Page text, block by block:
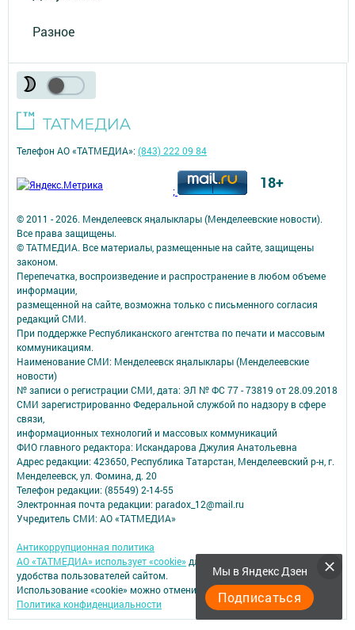
Разное
Мы в Яндекс Дзен
Подписаться
© 2011 - 2026. Менделеевск яӊалыклары (Менделеевские новости).
Все права защищены.
© ТАТМЕДИА. Все материалы, размещенные на сайте, защищены
законом.
Перепечатка, воспроизведение и распространение в любом объеме
информации,
размещенной на сайте, возможна только с письменного согласия
редакций СМИ.
При поддержке Республиканского агентства по печати и массовым
коммуникациям.
Наименование СМИ: Менделеевск яӊалыклары (Менделеевские
новости)
№ записи о регистрации СМИ, дата: ЭЛ № ФС 77 - 73819 от 28.09.2018
СМИ зарегистрированно Федеральной службой по надзору в сфере
связи,
информационных технологий и массовых коммуникаций
ФИО главного редактора: Искандарова Джулия Анатольевна
Адрес редакции: 423650, Республика Татарстан, Менделеевский р-н, г.
Менделеевск, ул. Фомина, д. 20
Телефон редакции: (85549) 2-14-55
Электронная почта редакции: paradox_12@mail.ru
Учредитель СМИ: АО «ТАТМЕДИА»
Антикоррупционная политика
АО «ТАТМЕДИА» использует «cookie» для персонализации сервисов и
удобства пользователей сайтом.
Использование «cookie» можно отменить в настройках браузера.
Политика конфиденциальности
Телефон АО «ТАТМЕДИА»:(843) 222 09 84
; 18+